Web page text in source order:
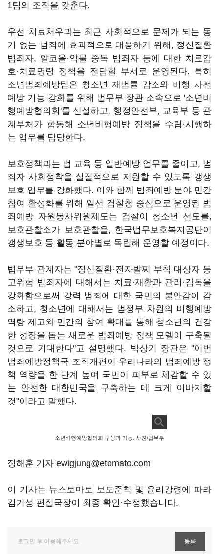
1팀의 조직을 갖춘다.
우선 치료처우과는 최근 사회적으로 문제가 되는 동
기 없는 범죄에 효과적으로 대응하기 위해, 정신질환
범죄자, 알코올·약물 중독 범죄자 등에 대한 치료감
호·치료명령 정책을 전담할 부서로 운영된다. 특히
소년범죄예방팀은 청소년 재범률 감소와 비행 사전
예방 기능 강화를 위해 법무부 장관 소속으로 '소년비
행예방협의회'를 신설하고, 행정안전부, 교육부 등 관
계부처가 합동해 소년비행예방 정책을 수립·시행하
는 업무를 담당한다.
보호정책과는 법 교육 등 일반예방 업무를 줄이고, 범
죄자 사회정착을 실질적으로 지원할 수 있도록 갱생
보호 업무를 강화했다. 이와 함께 범죄예방 분야 민간
참여 활성화를 위해 일선 검찰청 중심으로 운영된 범
죄예방 자원봉사위원제도는 검찰이 청소년 선도를,
보호관찰소가 보호관찰을, 한국법무보호복지공단이
갱생보호 등 활동 분야별로 독립해 운영할 예정이다.
법무부 관계자는 "정신질환·전자발찌 부착 대상자 등
고위험 범죄자에 대해서는 치료·재활과 관리·감독을
강화함으로써 강력 범죄에 대한 국민의 불안감이 감
소하고, 청소년에 대해서는 범정부 차원의 비행예방
역량 제고와 민간의 참여 확대를 통해 청소년의 건강
한 성장을 돕는 새로운 범죄예방 정책 모델이 구축될
것으로 기대한다"고 설명했다. 박상기 장관은 "이번
범죄예방정책국 조직개편이 우리나라의 범죄예방 정
책 역량을 한 단계 높여 국민이 피부로 체감할 수 있
는 안전한 대한민국을 구축하는 데 크게 이바지할
것"이라고 말했다.
소년비행예방협의회 구성과 기능. 사진/법무부
정해훈 기자 ewigjung@etomato.com
이 기사는 뉴스토마토 보도준칙 및 윤리강령에 따라
김기성 편집국장이 최종 확인·수정했습니다.